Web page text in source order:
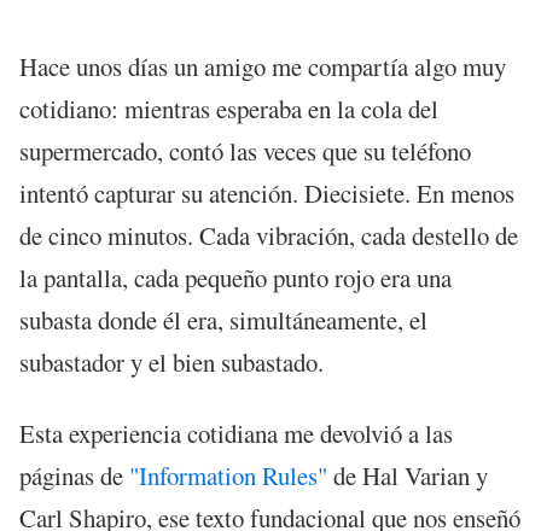
Hace unos días un amigo me compartía algo muy
cotidiano: mientras esperaba en la cola del
supermercado, contó las veces que su teléfono
intentó capturar su atención. Diecisiete. En menos
de cinco minutos. Cada vibración, cada destello de
la pantalla, cada pequeño punto rojo era una
subasta donde él era, simultáneamente, el
subastador y el bien subastado.
Esta experiencia cotidiana me devolvió a las
páginas de "Information Rules" de Hal Varian y
Carl Shapiro, ese texto fundacional que nos enseñó